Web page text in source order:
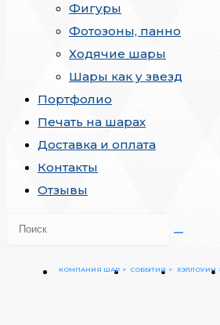
Фигуры
Фотозоны, панно
Ходячие шары
Шары как у звезд
Портфолио
Печать на шарах
Доставка и оплата
Контакты
Отзывы
КОМПАНИЯ ШАР СОБЫТИЯ ХЭЛЛОУИН